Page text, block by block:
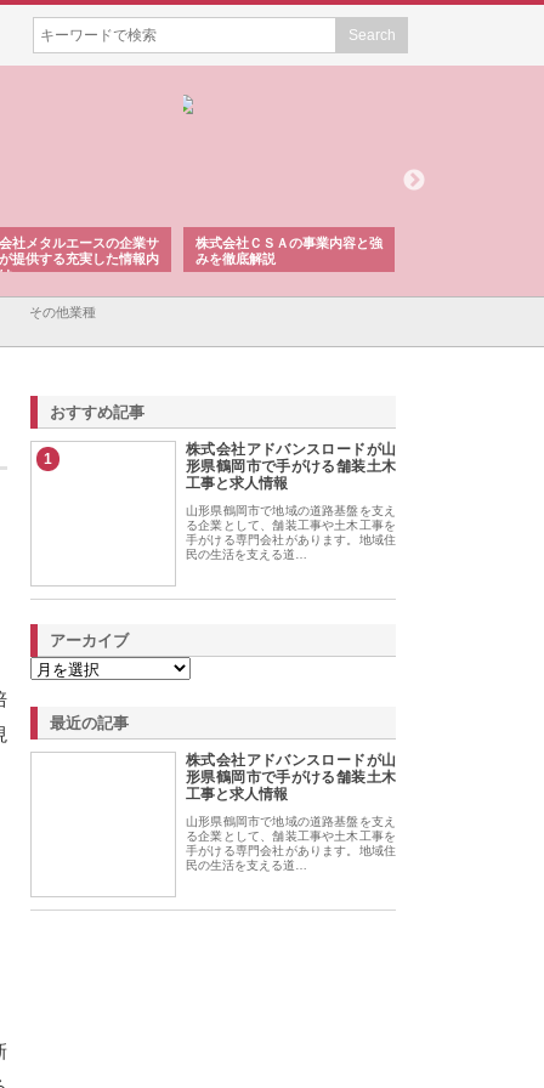
社メタルエースの企業サ
提供する充実した情報内
株式会社ＣＳＡの事業内容と強
みを徹底解説
その他業種
おすすめ記事
1
株式会社アドバンスロードが山
形県鶴岡市で手がける舗装土木
工事と求人情報
山形県鶴岡市で地域の道路基盤を支え
る企業として、舗装工事や土木工事を
手がける専門会社があります。地域住
民の生活を支える道…
アーカイブ
最近の記事
株式会社アドバンスロードが山
形県鶴岡市で手がける舗装土木
工事と求人情報
山形県鶴岡市で地域の道路基盤を支え
る企業として、舗装工事や土木工事を
手がける専門会社があります。地域住
民の生活を支える道…